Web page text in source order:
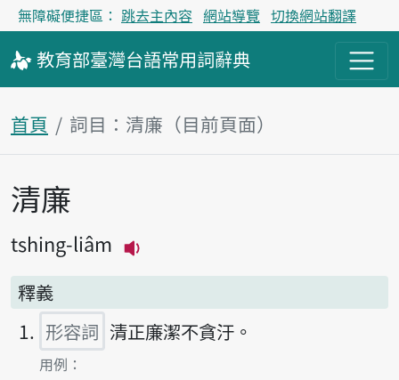
無障礙便捷區： 跳去主內容 網站導覽 切換網站翻譯
教育部臺灣台語常用詞辭典
首頁 詞目：清廉（目前頁面）
主內容區塊
清廉
tshing-liâm
釋義
形容詞 清正廉潔不貪汙。
第1項釋義的
用例：